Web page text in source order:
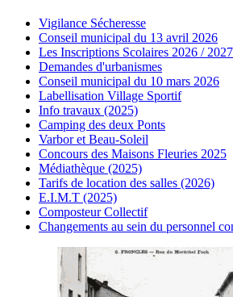
Vigilance Sécheresse
Conseil municipal du 13 avril 2026
Les Inscriptions Scolaires 2026 / 2027
Demandes d'urbanismes
Conseil municipal du 10 mars 2026
Labellisation Village Sportif
Info travaux (2025)
Camping des deux Ponts
Varbor et Beau-Soleil
Concours des Maisons Fleuries 2025
Médiathèque (2025)
Tarifs de location des salles (2026)
E.I.M.T (2025)
Composteur Collectif
Changements au sein du personnel